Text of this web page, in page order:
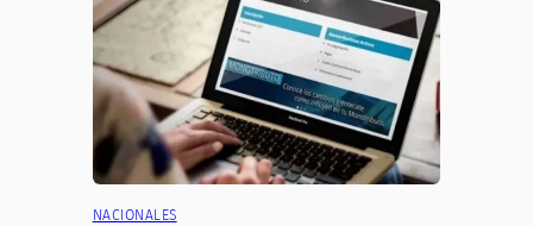
NACIONALES